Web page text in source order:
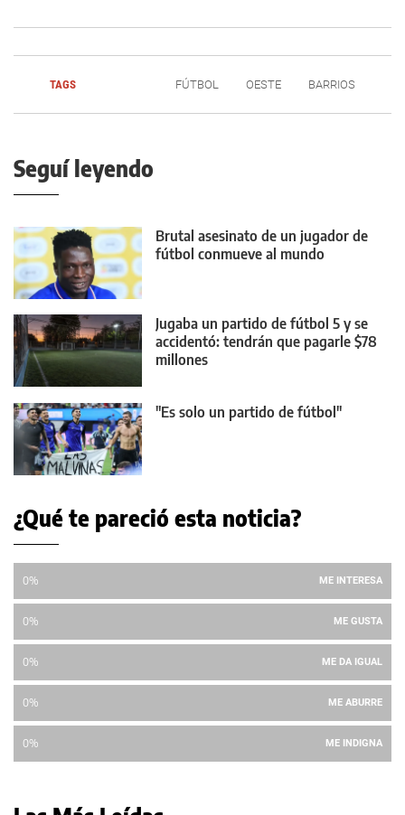
TAGS FÚTBOL OESTE BARRIOS
Seguí leyendo
Brutal asesinato de un jugador de
fútbol conmueve al mundo
Jugaba un partido de fútbol 5 y se
accidentó: tendrán que pagarle $78
millones
"Es solo un partido de fútbol"
¿Qué te pareció esta noticia?
0% ME INTERESA
0% ME GUSTA
0% ME DA IGUAL
0% ME ABURRE
0% ME INDIGNA